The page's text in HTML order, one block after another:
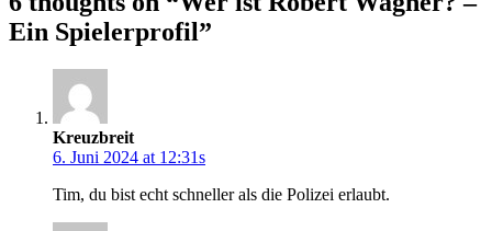
Ein Spielerprofil”
Kreuzbreit
6. Juni 2024 at 12:31s
Tim, du bist echt schneller als die Polizei erlaubt.